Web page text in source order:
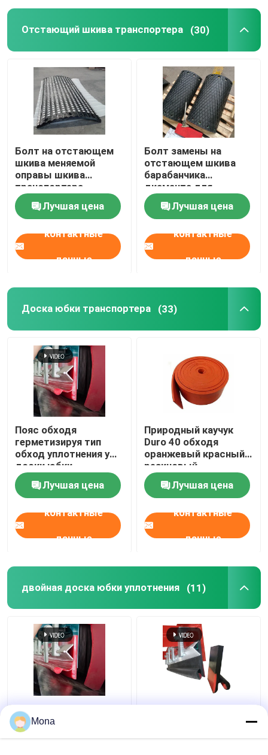
Отстающий шкива транспортера (30)
Болт на отстающем
шкива меняемой
оправы шкива
транспортера
запаздывая
керамическом
резиновом
Лучшая цена
контактные
данные
Болт замены на
отстающем шкива
барабанчика
диаманта для
ковшового
элеватора питания
печи
Лучшая цена
контактные
данные
Доска юбки транспортера (33)
Пояс обходя
герметизируя тип
обход уплотнения y
доски юбки
транспортера
двойной уретана
Лучшая цена
контактные
данные
Природный каучук
Duro 40 обходя
оранжевый красный
резиновый
транспортер
SkirtboardЛучшая цена
контактные
данные
двойная доска юбки уплотнения (11)
Запечатывание
полиуретана твердое
двойное обходя PU
K ультра удваивает
Mona